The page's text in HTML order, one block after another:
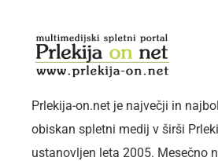
PETEK, 7. AVGUST 2026 Sledite nam:
Prlekija-on.net je največji in
obiskan spletni medij v širši
ustanovljen leta 2005. Mesečno